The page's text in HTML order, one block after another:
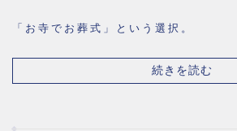
「お寺でお葬式」という選択。
続きを読む